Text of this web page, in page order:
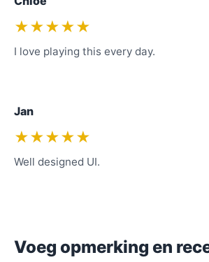
★★★★★
I love playing this every day.
Jan
★★★★★
Well designed UI.
Voeg opmerking en